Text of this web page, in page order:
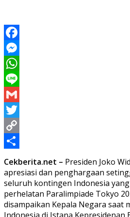
Facebook
Messenger
WhatsApp
Line
Gmail
Twitter
Copy
Link
Share
Cekberita.net – Presiden Joko
apresiasi dan penghargaan
seluruh kontingen Indonesia
perhelatan Paralimpiade Tokyo
disampaikan Kepala Negara saat